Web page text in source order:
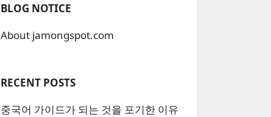
BLOG NOTICE
About jamongspot.com
RECENT POSTS
중국어 가이드가 되는 것을 포기한 이유